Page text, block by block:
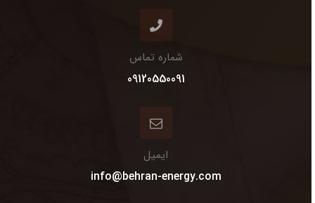
شماره تماس
09120550091
ایمیل
info@behran-energy.com